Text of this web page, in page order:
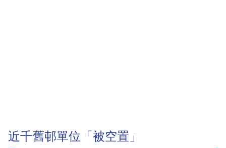
近千舊邨單位「被空置」